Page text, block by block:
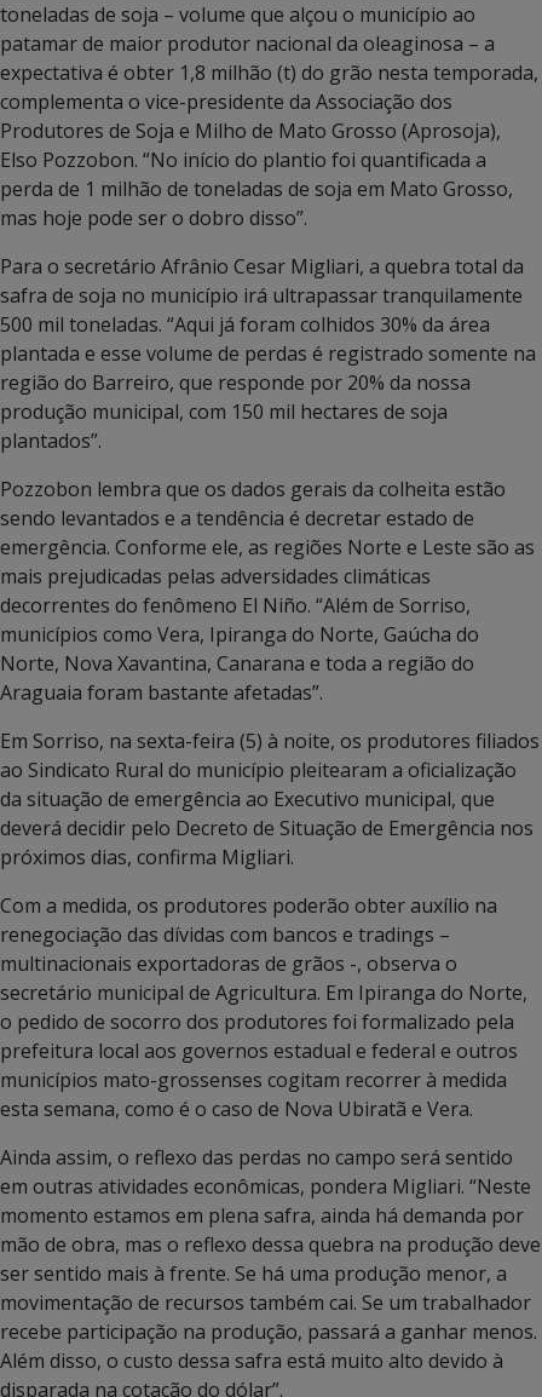
toneladas de soja – volume que alçou o município ao
patamar de maior produtor nacional da oleaginosa – a
expectativa é obter 1,8 milhão (t) do grão nesta temporada,
complementa o vice-presidente da Associação dos
Produtores de Soja e Milho de Mato Grosso (Aprosoja),
Elso Pozzobon. “No início do plantio foi quantificada a
perda de 1 milhão de toneladas de soja em Mato Grosso,
mas hoje pode ser o dobro disso”.
Para o secretário Afrânio Cesar Migliari, a quebra total da
safra de soja no município irá ultrapassar tranquilamente
500 mil toneladas. “Aqui já foram colhidos 30% da área
plantada e esse volume de perdas é registrado somente na
região do Barreiro, que responde por 20% da nossa
produção municipal, com 150 mil hectares de soja
plantados”.
Pozzobon lembra que os dados gerais da colheita estão
sendo levantados e a tendência é decretar estado de
emergência. Conforme ele, as regiões Norte e Leste são as
mais prejudicadas pelas adversidades climáticas
decorrentes do fenômeno El Niño. “Além de Sorriso,
municípios como Vera, Ipiranga do Norte, Gaúcha do
Norte, Nova Xavantina, Canarana e toda a região do
Araguaia foram bastante afetadas”.
Em Sorriso, na sexta-feira (5) à noite, os produtores filiados
ao Sindicato Rural do município pleitearam a oficialização
da situação de emergência ao Executivo municipal, que
deverá decidir pelo Decreto de Situação de Emergência nos
próximos dias, confirma Migliari.
Com a medida, os produtores poderão obter auxílio na
renegociação das dívidas com bancos e tradings –
multinacionais exportadoras de grãos -, observa o
secretário municipal de Agricultura. Em Ipiranga do Norte,
o pedido de socorro dos produtores foi formalizado pela
prefeitura local aos governos estadual e federal e outros
municípios mato-grossenses cogitam recorrer à medida
esta semana, como é o caso de Nova Ubiratã e Vera.
Ainda assim, o reflexo das perdas no campo será sentido
em outras atividades econômicas, pondera Migliari. “Neste
momento estamos em plena safra, ainda há demanda por
mão de obra, mas o reflexo dessa quebra na produção deve
ser sentido mais à frente. Se há uma produção menor, a
movimentação de recursos também cai. Se um trabalhador
recebe participação na produção, passará a ganhar menos.
Além disso, o custo dessa safra está muito alto devido à
disparada na cotação do dólar”.